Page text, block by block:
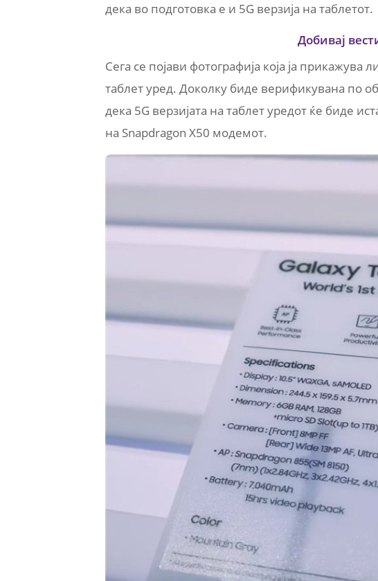
дека во подготовка е и 5G верзија на таблетот.
Добивај
Сега се појави фотографија која ја прикажува
таблет уред. Доколку биде верификувана по
дека 5G верзијата на таблет уредот ќе биде
на Snapdragon X50 модемот.